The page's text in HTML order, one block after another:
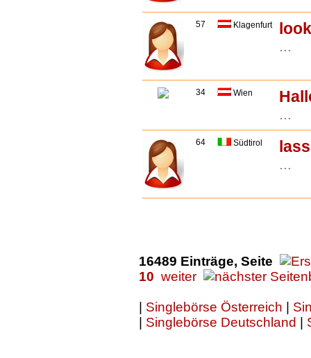
57 Klagenfurt
...
34 Wien
...
64 Südtirol
...
16489 Einträge, Seite
10 weiter
Singlebörse Österreich
Singlebörse Deutschland